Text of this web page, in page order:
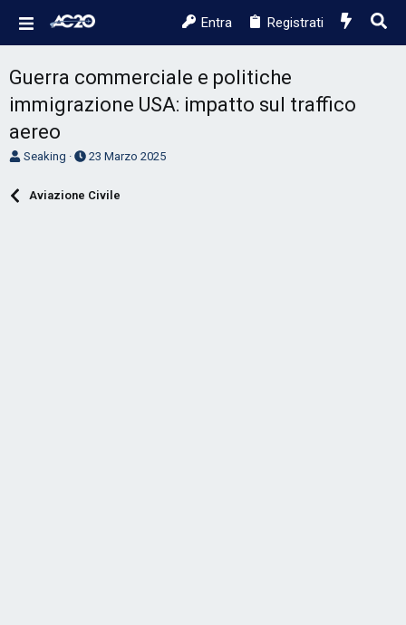
Entra Registrati
Guerra commerciale e politiche
immigrazione USA: impatto sul traffico
aereo
A
Seaking
D
t
23 Marzo 2025
Aviazione Civile